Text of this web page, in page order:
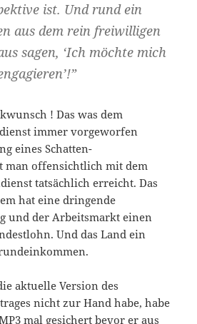
ist. Und rund ein
aus dem rein freiwilligen
sagen, ‘Ich möchte mich
! Das was dem
immer vorgeworfen
eines Schatten-
man offensichtlich mit dem
tatsächlich erreicht. Das
hat eine dringende
und der Arbeitsmarkt einen
Und das Land ein
aktuelle Version des
nicht zur Hand habe, habe
mal gesichert bevor er aus